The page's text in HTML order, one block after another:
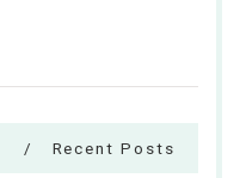
Recent Posts